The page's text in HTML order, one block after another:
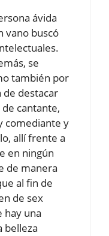
ávida
vano buscó
se
también por
de destacar
cantante,
comediante y
allí frente a
en ningún
de manera
al fin de
de sex
hay una
belleza